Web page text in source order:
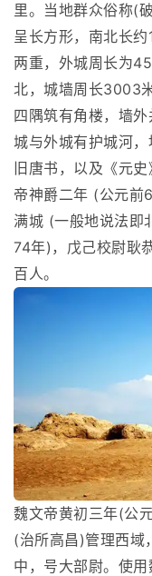
里。当地群众俗称(
呈长方形，南北长
两重，外城周长为
北，城墙周长3003
四隅筑有角楼，墙
城与外城有护城河
旧唐书，以及《元
帝神爵二年 (公元前
满城 (一般地说法即
74年)，戊己校尉耿
百人。
魏文帝黄初三年(公
(治所高昌)管理西域
中，号大部尉。使用